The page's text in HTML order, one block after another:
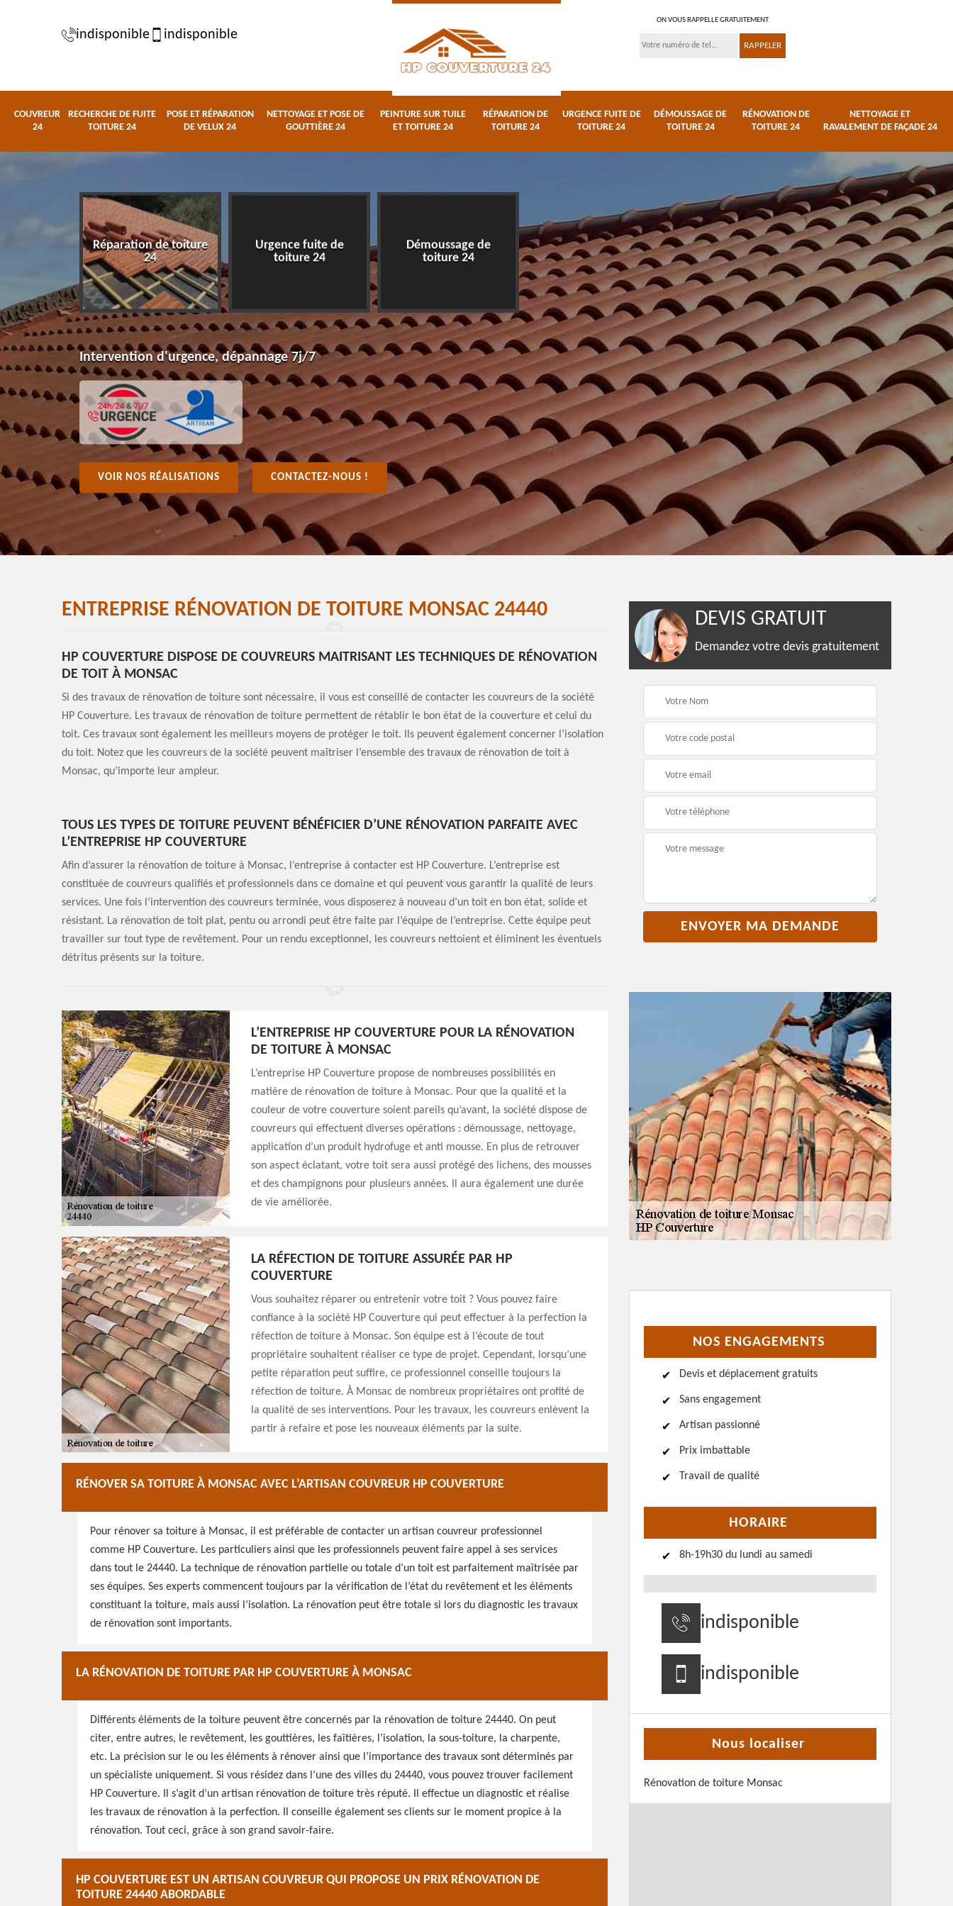
indisponible indisponible
ON VOUS RAPPELLE GRATUITEMENT
COUVREUR
24
RECHERCHE DE FUITE
TOITURE 24
POSE ET RÉPARATION
DE VELUX 24
NETTOYAGE ET POSE DE
GOUTTIÈRE 24
PEINTURE SUR TUILE
ET TOITURE 24
RÉPARATION DE
TOITURE 24
URGENCE FUITE DE
TOITURE 24
DÉMOUSSAGE DE
TOITURE 24
RÉNOVATION DE
TOITURE 24
NETTOYAGE ET
RAVALEMENT DE FAÇADE 24
Réparation de toiture
24
Urgence fuite de
toiture 24
Démoussage de
toiture 24
Rénovation de toiture
24
Nettoyage et
ravalement de façade
24
Couvreur 24
Intervention d'urgence, dépannage 7j/7
VOIR NOS RÉALISATIONS CONTACTEZ-NOUS !
ENTREPRISE RÉNOVATION DE TOITURE MONSAC 24440
HP COUVERTURE DISPOSE DE COUVREURS MAITRISANT LES TECHNIQUES DE RÉNOVATION
DE TOIT À MONSAC
Si des travaux de rénovation de toiture sont nécessaire, il vous est conseillé de contacter les couvreurs de la société
HP Couverture. Les travaux de rénovation de toiture permettent de rétablir le bon état de la couverture et celui du
toit. Ces travaux sont également les meilleurs moyens de protéger le toit. Ils peuvent également concerner l’isolation
du toit. Notez que les couvreurs de la société peuvent maîtriser l’ensemble des travaux de rénovation de toit à
Monsac, qu’importe leur ampleur.
TOUS LES TYPES DE TOITURE PEUVENT BÉNÉFICIER D’UNE RÉNOVATION PARFAITE AVEC
L’ENTREPRISE HP COUVERTURE
Afin d’assurer la rénovation de toiture à Monsac, l’entreprise à contacter est HP Couverture. L’entreprise est
constituée de couvreurs qualifiés et professionnels dans ce domaine et qui peuvent vous garantir la qualité de leurs
services. Une fois l’intervention des couvreurs terminée, vous disposerez à nouveau d’un toit en bon état, solide et
résistant. La rénovation de toit plat, pentu ou arrondi peut être faite par l’équipe de l’entreprise. Cette équipe peut
travailler sur tout type de revêtement. Pour un rendu exceptionnel, les couvreurs nettoient et éliminent les éventuels
détritus présents sur la toiture.
L’ENTREPRISE HP COUVERTURE POUR LA RÉNOVATION
DE TOITURE À MONSAC
L’entreprise HP Couverture propose de nombreuses possibilités en
matière de rénovation de toiture à Monsac. Pour que la qualité et la
couleur de votre couverture soient pareils qu’avant, la société dispose de
couvreurs qui effectuent diverses opérations : démoussage, nettoyage,
application d’un produit hydrofuge et anti mousse. En plus de retrouver
son aspect éclatant, votre toit sera aussi protégé des lichens, des mousses
et des champignons pour plusieurs années. Il aura également une durée
de vie améliorée.
LA RÉFECTION DE TOITURE ASSURÉE PAR HP
COUVERTURE
Vous souhaitez réparer ou entretenir votre toit ? Vous pouvez faire
confiance à la société HP Couverture qui peut effectuer à la perfection la
réfection de toiture à Monsac. Son équipe est à l’écoute de tout
propriétaire souhaitent réaliser ce type de projet. Cependant, lorsqu’une
petite réparation peut suffire, ce professionnel conseille toujours la
réfection de toiture. À Monsac de nombreux propriétaires ont profité de
la qualité de ses interventions. Pour les travaux, les couvreurs enlèvent la
partir à refaire et pose les nouveaux éléments par la suite.
RÉNOVER SA TOITURE À MONSAC AVEC L’ARTISAN COUVREUR HP COUVERTURE
Pour rénover sa toiture à Monsac, il est préférable de contacter un artisan couvreur professionnel
comme HP Couverture. Les particuliers ainsi que les professionnels peuvent faire appel à ses services
dans tout le 24440. La technique de rénovation partielle ou totale d’un toit est parfaitement maîtrisée par
ses équipes. Ses experts commencent toujours par la vérification de l’état du revêtement et les éléments
constituant la toiture, mais aussi l’isolation. La rénovation peut être totale si lors du diagnostic les travaux
de rénovation sont importants.
LA RÉNOVATION DE TOITURE PAR HP COUVERTURE À MONSAC
Différents éléments de la toiture peuvent être concernés par la rénovation de toiture 24440. On peut
citer, entre autres, le revêtement, les gouttières, les faîtières, l’isolation, la sous-toiture, la charpente,
etc. La précision sur le ou les éléments à rénover ainsi que l’importance des travaux sont déterminés par
un spécialiste uniquement. Si vous résidez dans l’une des villes du 24440, vous pouvez trouver facilement
HP Couverture. Il s’agit d’un artisan rénovation de toiture très réputé. Il effectue un diagnostic et réalise
les travaux de rénovation à la perfection. Il conseille également ses clients sur le moment propice à la
rénovation. Tout ceci, grâce à son grand savoir-faire.
HP COUVERTURE EST UN ARTISAN COUVREUR QUI PROPOSE UN PRIX RÉNOVATION DE
TOITURE 24440 ABORDABLE
DEVIS GRATUIT
Demandez votre devis gratuitement
NOS ENGAGEMENTS
Devis et déplacement gratuits
Sans engagement
Artisan passionné
Prix imbattable
Travail de qualité
HORAIRE
8h-19h30 du lundi au samedi
indisponible
indisponible
Nous localiser
Rénovation de toiture Monsac